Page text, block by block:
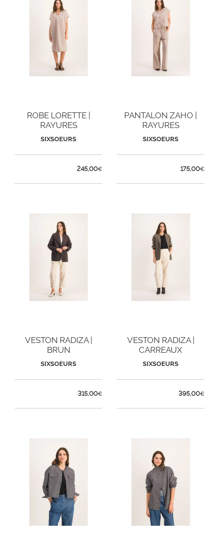
ROBE LORETTE |
RAYURES
SIXSOEURS
245,00€
PANTALON ZAHO |
RAYURES
SIXSOEURS
175,00€
VESTON RADIZA |
BRUN
SIXSOEURS
315,00€
VESTON RADIZA |
CARREAUX
SIXSOEURS
395,00€